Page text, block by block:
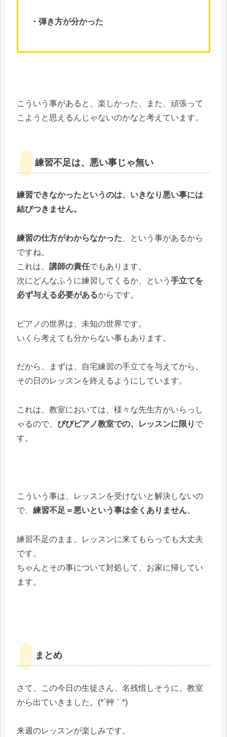
・弾き方が分かった
こういう事があると、楽しかった、また、頑張って
こようと思えるんじゃないのかなと考えています。
練習不足は、悪い事じゃ無い
練習できなかったというのは、いきなり悪い事には
結びつきません。
練習の仕方がわからなかった 、という事があるから
ですね。
これは、 講師の責任でもあります。
次にどんなふうに練習してくるか、という 手立てを
必ず与える必要があるからです。
ピアノの世界は、未知の世界です。
いくら考えても分からない事もあります。
だから、まずは、自宅練習の手立てを与えてから、
その日のレッスンを終えるようにしています。
これは、教室においては、様々な先生方がいらっし
ゃるので、 ぴぴピアノ教室での、レッスンに限り で
す。
こういう事は、レッスンを受けないと解決しないの
で、 練習不足＝悪いという事は全くありません。
練習不足のまま、レッスンに来てもらっても大丈夫
です。
ちゃんとその事について対処して、お家に帰してい
ます。
まとめ
さて、この今日の生徒さん、名残惜しそうに、教室
から出ていきました。(*´艸｀*)
来週のレッスンが楽しみです。